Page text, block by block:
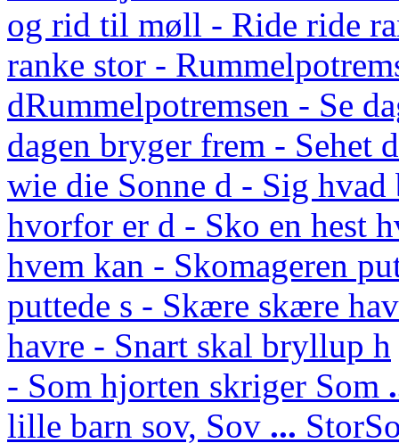
og rid til møll - Ride ride
ranke stor -
dRummelpotremsen - Se
dagen bryger frem - Sehet
wie die Sonne d - Sig hvad
hvorfor er d - Sko en hest
hvem kan - Skomageren
puttede s - Skære skære
havre - Snart skal bryllup h
- Som hjorten skriger Som
lille barn sov, Sov ... Stor